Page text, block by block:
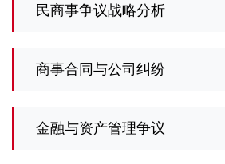
民商事争议战略分析
商事合同与公司纠纷
金融与资产管理争议